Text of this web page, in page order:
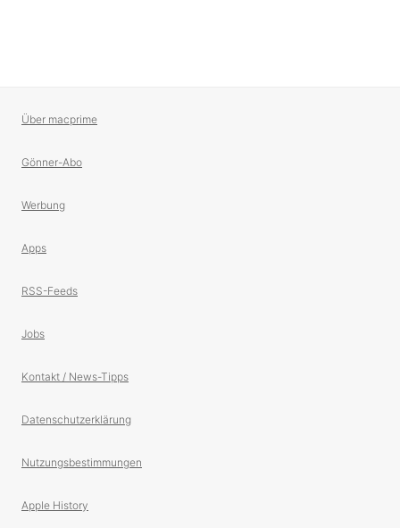
Über macprime
Gönner-Abo
Werbung
Apps
RSS-Feeds
Jobs
Kontakt / News-Tipps
Datenschutzerklärung
Nutzungsbestimmungen
Apple History